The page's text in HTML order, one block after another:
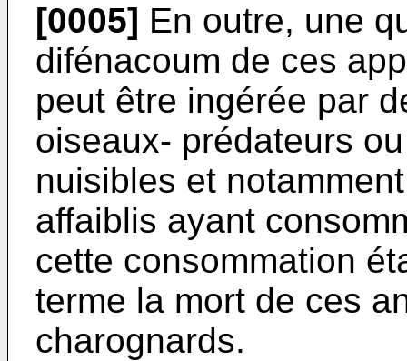
[0005] En outre, une
difénacoum de ces
peut être ingérée par
oiseaux- prédateurs
nuisibles et
affaiblis ayant
cette consommation
terme la mort de ces
charognards.